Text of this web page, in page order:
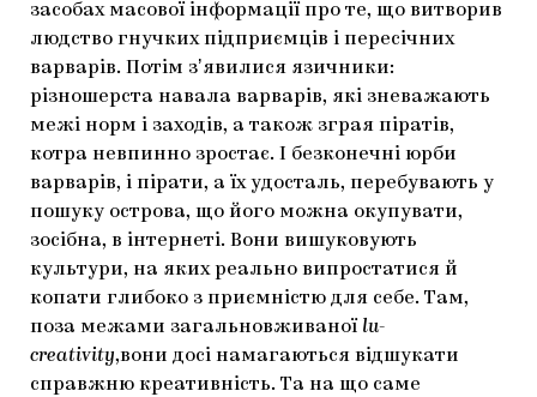
засобах масової інформації про те, що витворив
людство гнучких підприємців і пересічних
варварів. Потім зʼявилися язичники:
різношерста навала варварів, які зневажають
межі норм і заходів, а також зграя піратів,
котра невпинно зростає. І безконечні юрби
варварів, і пірати, а їх удосталь, перебувають у
пошуку острова, що його можна окупувати,
зосібна, в інтернеті. Вони вишуковують
культури, на яких реально випростатися й
копати глибоко з приємністю для себе. Там,
поза межами загальновживаної lu-
creativity,вони досі намагаються відшукати
справжню креативність. Та на що саме